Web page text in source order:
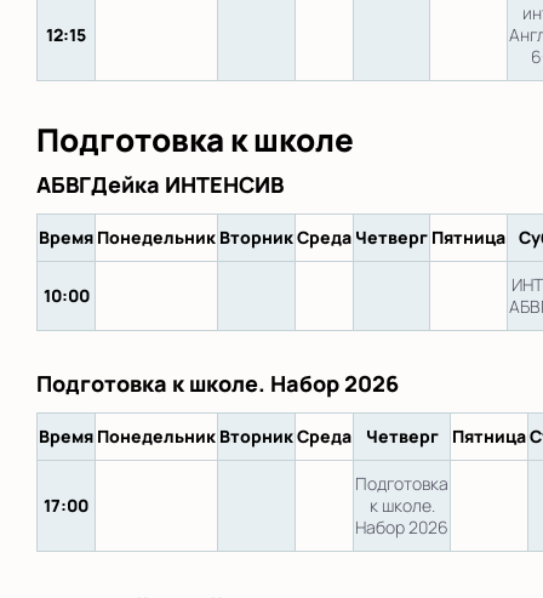
12:15
Подготовка к школе
АБВГДейка ИНТЕНСИВ
Время Понедельник ВторникСреда Четверг Пятница
10:00
Подготовка к школе. Набор 2026
Время Понедельник ВторникСреда Четверг Пятница
17:00
Подготовка
к школе.
Набор 2026